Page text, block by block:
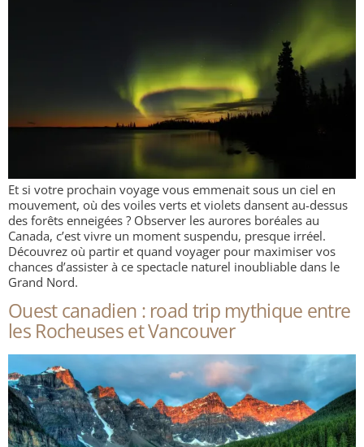
Et si votre prochain voyage vous emmenait sous un ciel en
mouvement, où des voiles verts et violets dansent au-dessus
des forêts enneigées ? Observer les aurores boréales au
Canada, c’est vivre un moment suspendu, presque irréel.
Découvrez où partir et quand voyager pour maximiser vos
chances d’assister à ce spectacle naturel inoubliable dans le
Grand Nord.
Ouest canadien : road trip mythique entre
les Rocheuses et Vancouver